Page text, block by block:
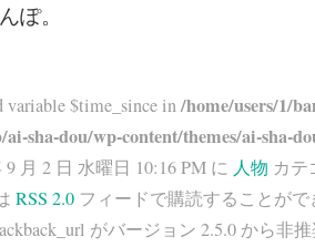
ぽ。
variable $time_since in/home/users/1/
sha-dou/wp-content/themes/ai-sha-
月 2 日 水曜日 10:16 PM に 人物 カテ
RSS 2.0 フィードで購読することが
がバージョン 2.5.0 から非